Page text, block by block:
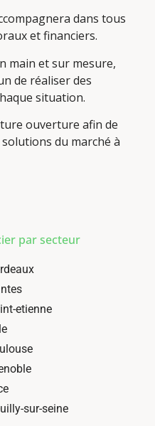
dans tous
et financiers.
main et sur mesure,
de réaliser des
situation.
ouverture afin de
du marché à
par secteur
etienne
sur-seine